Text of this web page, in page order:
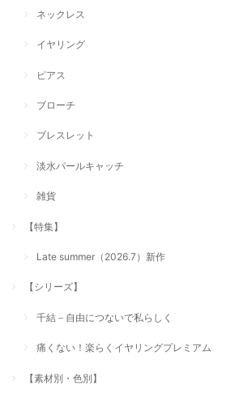
ネックレス
イヤリング
ピアス
ブローチ
ブレスレット
淡水パールキャッチ
雑貨
【特集】
Late summer（2026.7）新作
【シリーズ】
千結－自由につないで私らしく
痛くない！楽らくイヤリングプレミアム
【素材別・色別】